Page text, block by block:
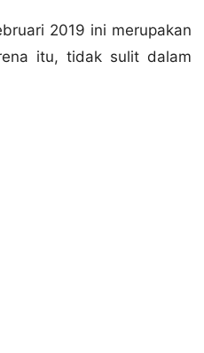
2019 ini merupakan
itu, tidak sulit dalam